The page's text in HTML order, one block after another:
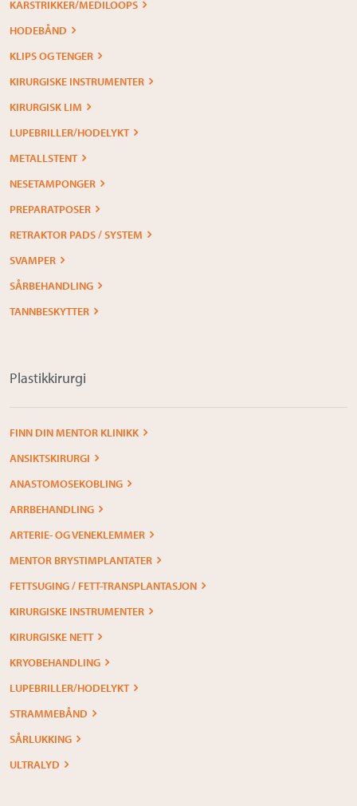
KARSTRIKKER/MEDILOOPS
HODEBÅND
KLIPS OG TENGER
KIRURGISKE INSTRUMENTER
KIRURGISK LIM
LUPEBRILLER/HODELYKT
METALLSTENT
NESETAMPONGER
PREPARATPOSER
RETRAKTOR PADS / SYSTEM
SVAMPER
SÅRBEHANDLING
TANNBESKYTTER
Plastikkirurgi
FINN DIN MENTOR KLINIKK
ANSIKTSKIRURGI
ANASTOMOSEKOBLING
ARRBEHANDLING
ARTERIE- OG VENEKLEMMER
MENTOR BRYSTIMPLANTATER
FETTSUGING / FETT-TRANSPLANTASJON
KIRURGISKE INSTRUMENTER
KIRURGISKE NETT
KRYOBEHANDLING
LUPEBRILLER/HODELYKT
STRAMMEBÅND
SÅRLUKKING
ULTRALYD